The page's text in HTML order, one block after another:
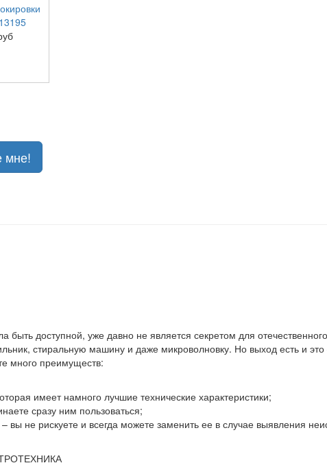
мне!
доступной, уже давно не является секретом для
стиральную машину и даже микроволновку. Но выход есть и
много преимуществ:
имеет намного лучшие технические характеристики;
сразу ним пользоваться;
вы не рискуете и всегда можете заменить ее в случае выявления